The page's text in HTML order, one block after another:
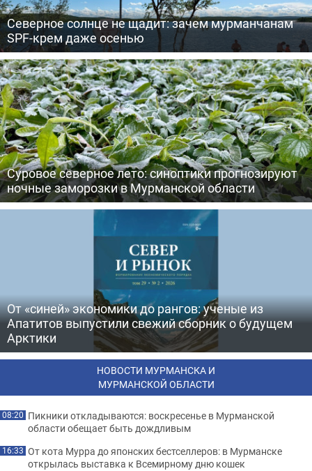
Северное солнце не щадит: зачем мурманчанам
SPF-крем даже осенью
Суровое северное лето: синоптики прогнозируют
ночные заморозки в Мурманской области
От «синей» экономики до рангов: ученые из
Апатитов выпустили свежий сборник о будущем
Арктики
НОВОСТИ МУРМАНСКА И
МУРМАНСКОЙ ОБЛАСТИ
08:20 Пикники откладываются: воскресенье в Мурманской
области обещает быть дождливым
16:33 От кота Мурра до японских бестселлеров: в Мурманске
открылась выставка к Всемирному дню кошек